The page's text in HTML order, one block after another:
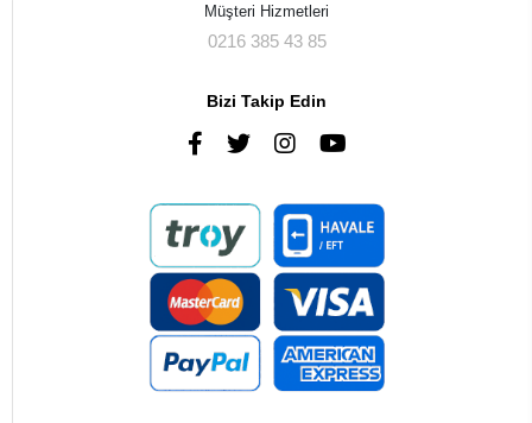
Müşteri Hizmetleri
0216 385 43 85
Bizi Takip Edin